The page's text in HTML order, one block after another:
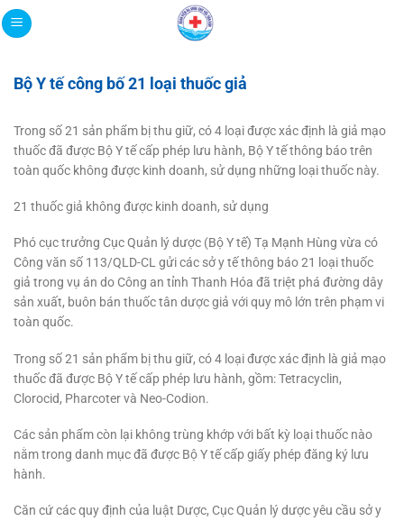
Bỏ
qua
dung
Bộ Y tế công bố 21 loại thuốc giả
Trong số 21 sản phẩm bị thu giữ, có 4 loại được xác định là giả mạo
thuốc đã được Bộ Y tế cấp phép lưu hành, Bộ Y tế thông báo trên
toàn quốc không được kinh doanh, sử dụng những loại thuốc này.
21 thuốc giả không được kinh doanh, sử dụng
Phó cục trưởng Cục Quản lý dược (Bộ Y tế) Tạ Mạnh Hùng vừa có
Công văn số 113/QLD-CL gửi các sở y tế thông báo 21 loại thuốc
giả trong vụ án do Công an tỉnh Thanh Hóa đã triệt phá đường dây
sản xuất, buôn bán thuốc tân dược giả với quy mô lớn trên phạm vi
toàn quốc.
Trong số 21 sản phẩm bị thu giữ, có 4 loại được xác định là giả mạo
thuốc đã được Bộ Y tế cấp phép lưu hành, gồm: Tetracyclin,
Clorocid, Pharcoter và Neo-Codion.
Các sản phẩm còn lại không trùng khớp với bất kỳ loại thuốc nào
nằm trong danh mục đã được Bộ Y tế cấp giấy phép đăng ký lưu
hành.
Căn cứ các quy định của luật Dược, Cục Quản lý dược yêu cầu sở y